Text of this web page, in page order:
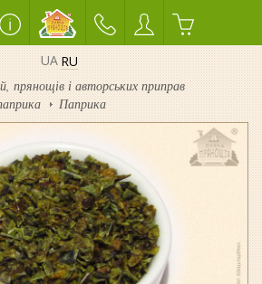
UA RU
прянощів і авторських приправ
Паприка